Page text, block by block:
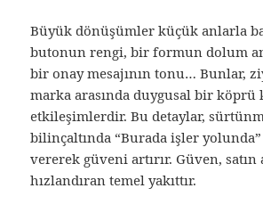
Büyük dönüşümler küçük anlarla
butonun rengi, bir formun dolum
bir onay mesajının tonu… Bunlar,
marka arasında duygusal bir
etkileşimlerdir. Bu detaylar,
bilinçaltında “Burada işler yolunda”
vererek güveni artırır. Güven, satın
hızlandıran temel yakıttır.